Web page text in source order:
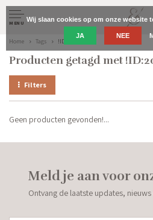
MENU
Home Tags !ID:20588215
Producten getagd met
Filters
Geen producten gevonden!...
Meld je aan voor
Ontvang de laatste updates,
Wij slaan cookies op om onze website
JA NEE